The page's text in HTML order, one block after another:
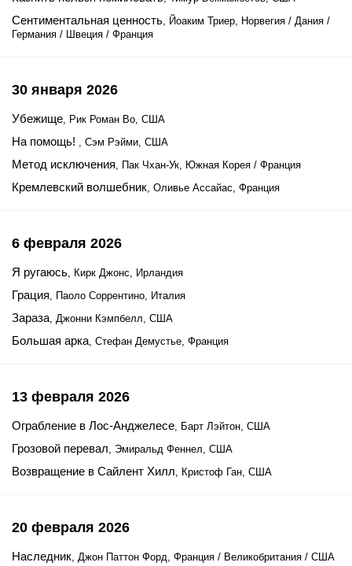
Сентиментальная ценность, Йоаким Триер, Норвегия / Дания /
Германия / Швеция / Франция
30 января 2026
Убежище, Рик Роман Во, США
На помощь! , Сэм Рэйми, США
Метод исключения, Пак Чхан-Ук, Южная Корея / Франция
Кремлевский волшебник, Оливье Ассайас, Франция
6 февраля 2026
Я ругаюсь, Кирк Джонс, Ирландия
Грация, Паоло Соррентино, Италия
Зараза, Джонни Кэмпбелл, США
Большая арка, Стефан Демустье, Франция
13 февраля 2026
Ограбление в Лос-Анджелесе, Барт Лэйтон, США
Грозовой перевал, Эмиральд Феннел, США
Возвращение в Сайлент Хилл, Кристоф Ган, США
20 февраля 2026
Наследник, Джон Паттон Форд, Франция / Великобритания / США